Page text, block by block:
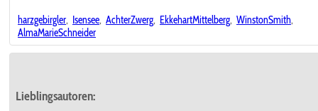
harzgebirgler, Isensee, AchterZwerg, EkkehartMittelberg, WinstonSmith,
AlmaMarieSchneider
Lieblingsautoren: